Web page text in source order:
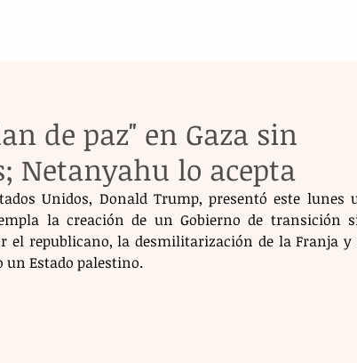
de paz" en Gaza sin
Netanyahu lo acepta
Unidos, Donald Trump, presentó este lunes
la creación de un Gobierno de transición
el republicano, la desmilitarización de la Franja y
Estado palestino.